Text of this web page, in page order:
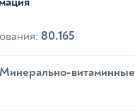
80.165
Минерально-витаминные